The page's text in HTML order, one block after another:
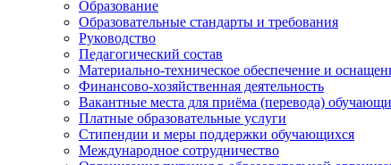
Образование
Образовательные стандарты и требования
Руководство
Педагогический состав
Материально-техническое обеспечение и
Финансово-хозяйственная деятельность
Вакантные места для приёма (перевода)
Платные образовательные услуги
Стипендии и меры поддержки обучающихся
Международное сотрудничество